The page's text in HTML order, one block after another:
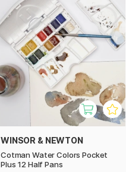
WINSOR & NEWTON
Cotman Water Colors Pocket
Plus 12 Half Pans